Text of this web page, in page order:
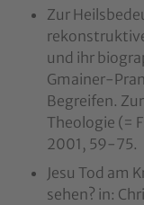
Zur
und ihr
Gmainer-
Begreifen.
Theologie (=
2001, 59-75.
Jesu Tod am
sehen? in: